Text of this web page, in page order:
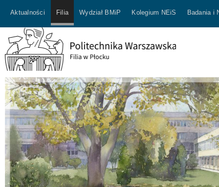
Aktualności Filia Wydział BMiP Kolegium NEiS Badania i